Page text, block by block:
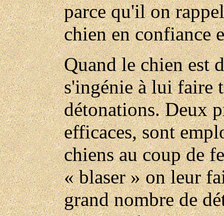
parce qu'il on
chien en confiance
Quand le chien est
s'ingénie à lui faire
détonations. Deux
efficaces, sont
chiens au coup de
« blaser » on leur
grand nombre de